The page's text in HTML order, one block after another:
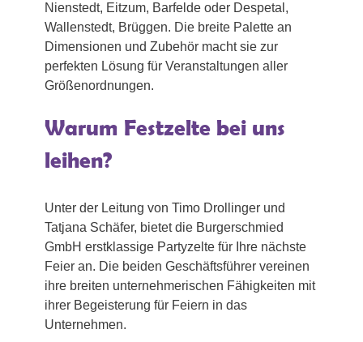
Nienstedt, Eitzum, Barfelde oder Despetal,
Wallenstedt, Brüggen. Die breite Palette an
Dimensionen und Zubehör macht sie zur
perfekten Lösung für Veranstaltungen aller
Größenordnungen.
Warum Festzelte bei uns
leihen?
Unter der Leitung von Timo Drollinger und
Tatjana Schäfer, bietet die Burgerschmied
GmbH erstklassige Partyzelte für Ihre nächste
Feier an. Die beiden Geschäftsführer vereinen
ihre breiten unternehmerischen Fähigkeiten mit
ihrer Begeisterung für Feiern in das
Unternehmen.